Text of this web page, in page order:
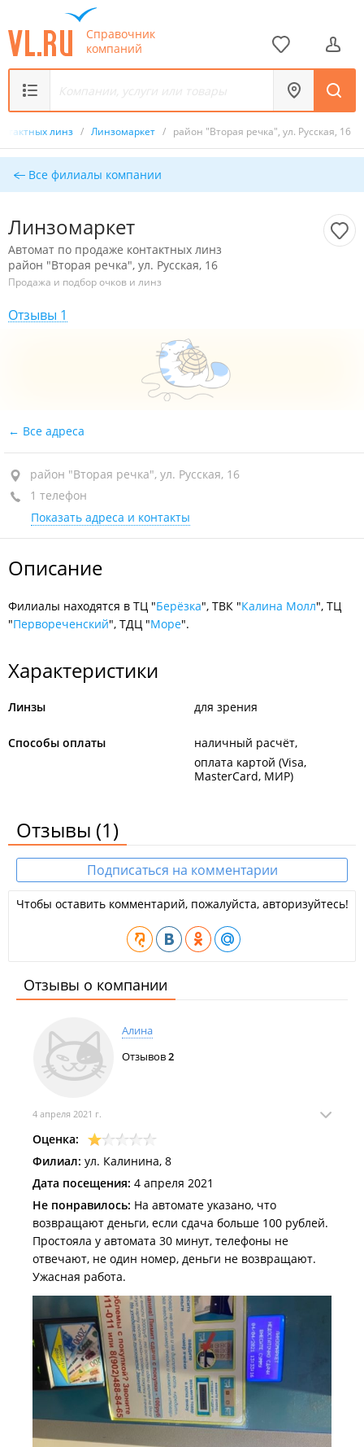
Справочник
компаний
линз / Линзомаркет / район "Вторая речка", ул. Русская, 16
Все филиалы компании
Линзомаркет
Автомат по продаже контактных линз
район "Вторая речка", ул. Русская, 16
Продажа и подбор очков и линз
Отзывы 1
Все адреса
район "Вторая речка", ул. Русская, 16
1 телефон
Показать адреса и контакты
Описание
Филиалы находятся в ТЦ "Берёзка", ТВК "Калина Молл", ТЦ
"Первореченский", ТДЦ "Море".
Характеристики
Линзы для зрения
Способы оплаты
наличный расчёт
оплата картой (Visa,
MasterCard, МИР)
Отзывы (1)
Подписаться на комментарии
Чтобы оставить комментарий, пожалуйста, авторизуйтесь!
Отзывы о компании
Алина
Отзывов2
4 апреля 2021 г.
Оценка:
Филиал: ул. Калинина, 8
Дата посещения: 4 апреля 2021
Не понравилось: На автомате указано, что
возвращают деньги, если сдача больше 100 рублей.
Простояла у автомата 30 минут, телефоны не
отвечают, не один номер, деньги не возвращают.
Ужасная работа.